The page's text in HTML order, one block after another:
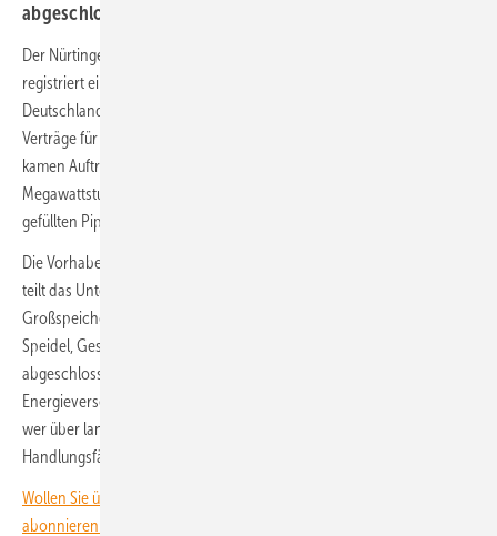
abgeschlossen werden.
Der Nürtinger Anbieter von Speichersystemen ADS-TEC Energy
registriert eine steigende Nachfrage nach Großspeichern in
Deutschland und Österreich. Das Unternehmen schließt immer mehr
Verträge für den Bau solcher Systeme ab. Allein im Dezember 2025
kamen Aufträge mit einem Umfang von 20 Megawatt Leistung und 40
Megawattstunden Speicherkapazität zu der ohnehin schon gut
gefüllten Pipeline von ADS-TEC hinzu.
Die Vorhaben sind beauftragt und befinden sich in der Detailplanung,
teilt das Unternehmen mit. „Zum Jahresende hat unser
Großspeichergeschäft spürbar Fahrt aufgenommen“, betont Thomas
Speidel, Geschäftsführer von ADS-TEC Energy. „Die neu
abgeschlossenen Projekte sind Ausdruck des Vertrauens, das
Energieversorger in uns setzen. Am Markt wird zunehmend bewertet,
wer über langjährige Erfahrungen, Referenzen und technische
Handlungsfähigkeit verfügt.“
Wollen Sie über die Energiewende auf dem Laufenden bleiben? Dann
abonnieren Sie einfach den kostenlosen Newsletter von